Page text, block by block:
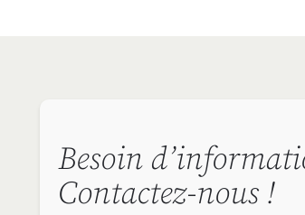
Besoin
Contactez-nous !